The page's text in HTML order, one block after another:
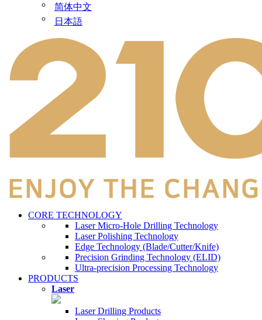
简体中文
日本語
CORE TECHNOLOGY
Laser Micro-Hole Drilling Technology
Laser Polishing Technology
Edge Technology (Blade/Cutter/Knife)
Precision Grinding Technology (ELID)
Ultra-precision Processing Technology
PRODUCTS
Laser
Laser Drilling Products